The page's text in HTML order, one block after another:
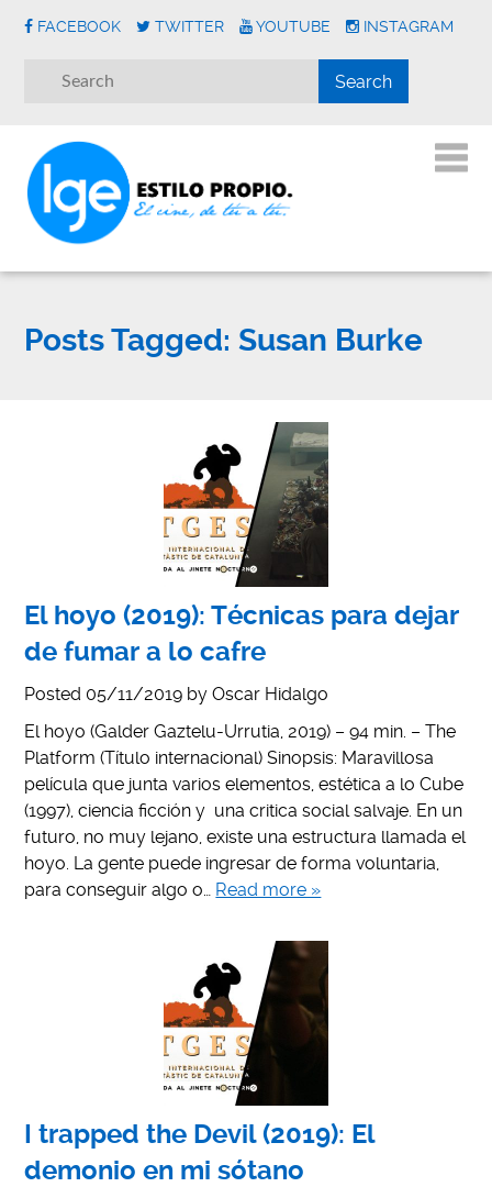
FACEBOOK TWITTER YOUTUBE INSTAGRAM
Posts Tagged: Susan Burke
El hoyo (2019): Técnicas para dejar
de fumar a lo cafre
Posted 05/11/2019 byOscar Hidalgo
El hoyo (Galder Gaztelu-Urrutia, 2019) – 94 min. – The
Platform (Título internacional) Sinopsis: Maravillosa
película que junta varios elementos, estética a lo Cube
(1997), ciencia ficción y una critica social salvaje. En un
futuro, no muy lejano, existe una estructura llamada el
hoyo. La gente puede ingresar de forma voluntaria,
para conseguir algo o… Read more »
I trapped the Devil (2019): El
demonio en mi sótano